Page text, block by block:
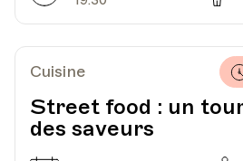
Cuisine
Street food : un
des saveurs